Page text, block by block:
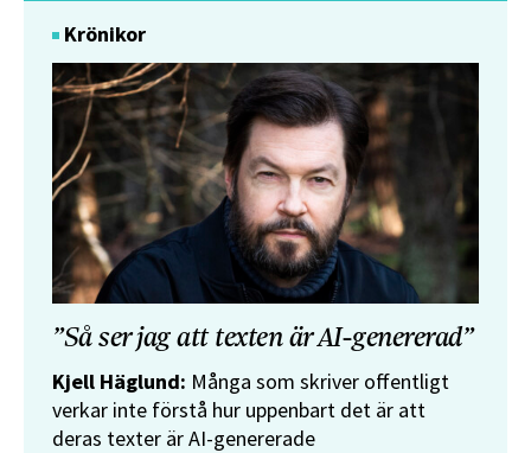
Krönikor
”Så ser jag att texten är AI-genererad”
Kjell Häglund: Många som skriver offentligt
verkar inte förstå hur uppenbart det är att
deras texter är AI-genererade